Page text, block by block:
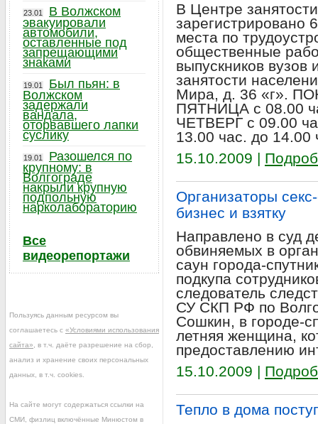
В Центре
зарегистрировано
места по
общественные
выпускников
занятости
Мира, д. 36 «г».
ПЯТНИЦА с 08.00
ЧЕТВЕРГ с 09.00
13.00 час. до 14.00
15.10.2009 |
Организаторы
бизнес и взятку
Направлено в суд
обвиняемых в
саун города-
подкупа
следователь
СУ СКП РФ по
Сошкин, в городе-
летняя женщина,
предоставлению
15.10.2009 |
Тепло в дома
23.01
В Волжском
эвакуировали
автомобили,
оставленные под
запрещающими
знаками
19.01
Был пьян: в
Волжском
задержали
вандала,
оторвавшего лапки
суслику
19.01
Разошелся по
крупному: в
Волгограде
накрыли крупную
подпольную
нарколабораторию
Все
видеорепортажи
Пользуясь данным ресурсом вы
соглашаетесь с «Условиями использования
сайта» , в т.ч. даёте разрешение на сбор,
анализ и хранение своих персональных
данных, в т.ч. cookies.
На сайте могут содержаться ссылки на
СМИ, физлиц включённые Минюстом в